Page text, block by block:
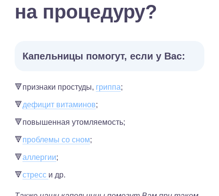
на процедуру?
Капельницы помогут, если у Вас:
🔻признаки простуды, гриппа;
🔻дефицит витаминов;
🔻повышенная утомляемость;
🔻проблемы со сном;
🔻аллергии;
🔻стресс и др.